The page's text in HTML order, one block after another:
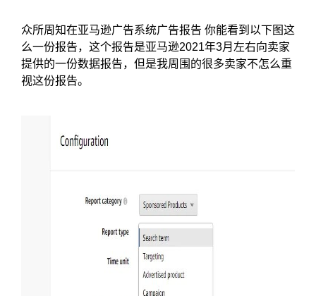
众所周知在亚马逊广告系统广告报告 你能看到以下图这
么一份报告，这个报告是亚马逊2021年3月左右向卖家
提供的一份数据报告，但是我周围的很多卖家不怎么重
视这份报告。